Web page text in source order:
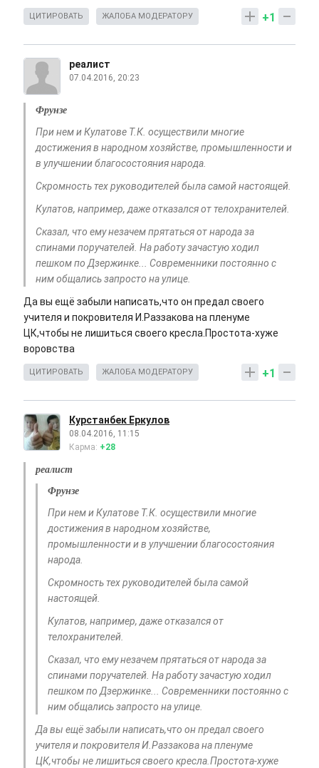
+1
ЦИТИРОВАТЬ ЖАЛОБА МОДЕРАТОРУ
реалист
07.04.2016, 20:23
Фрунзе
При нем и Кулатове Т.К. осуществили многие
достижения в народном хозяйстве, промышленности и
в улучшении благосостояния народа.
Скромность тех руководителей была самой настоящей.
Кулатов, например, даже отказался от телохранителей.
Сказал, что ему незачем прятаться от народа за
спинами поручателей. На работу зачастую ходил
пешком по Дзержинке... Современники постоянно с
ним общались запросто на улице.
Да вы ещё забыли написать,что он предал своего
учителя и покровителя И.Раззакова на пленуме
ЦК,чтобы не лишиться своего кресла.Простота-хуже
воровства
+1
ЦИТИРОВАТЬ ЖАЛОБА МОДЕРАТОРУ
Курстанбек Еркулов
08.04.2016, 11:15
Карма: +28
реалист
Фрунзе
При нем и Кулатове Т.К. осуществили многие
достижения в народном хозяйстве,
промышленности и в улучшении благосостояния
народа.
Скромность тех руководителей была самой
настоящей.
Кулатов, например, даже отказался от
телохранителей.
Сказал, что ему незачем прятаться от народа за
спинами поручателей. На работу зачастую ходил
пешком по Дзержинке... Современники постоянно с
ним общались запросто на улице.
Да вы ещё забыли написать,что он предал своего
учителя и покровителя И.Раззакова на пленуме
ЦК,чтобы не лишиться своего кресла.Простота-хуже